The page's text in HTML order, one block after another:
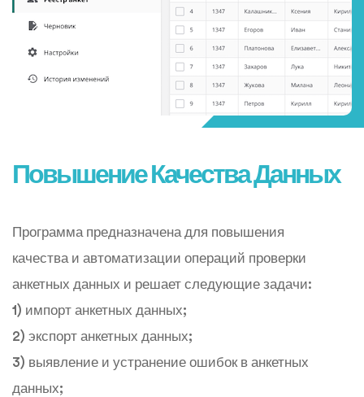
Повышение Качества Данных
Программа предназначена для повышения
качества и автоматизации операций проверки
анкетных данных и решает следующие задачи:
1) импорт анкетных данных;
2) экспорт анкетных данных;
3) выявление и устранение ошибок в анкетных
данных;